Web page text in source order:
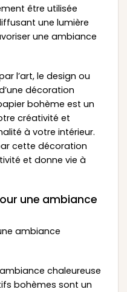
être utilisée
une lumière
une ambiance
l’art, le design ou
décoration
bohème est un
créativité et
à votre intérieur.
cette décoration
et donne vie à
une ambiance
ambiance
ambiance chaleureuse
bohèmes sont un